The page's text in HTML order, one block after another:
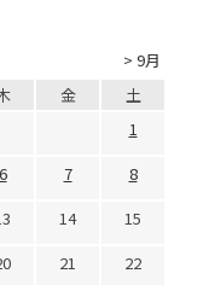
> 9月
金
土
1
6 7
8
14
15
21
22